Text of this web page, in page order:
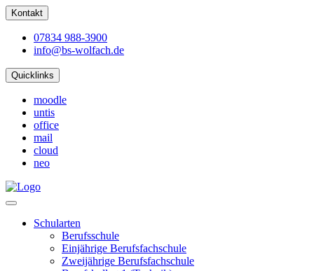
Kontakt
07834 988-3900
info@bs-wolfach.de
Quicklinks
moodle
untis
office
mail
cloud
neo
Schularten
Berufsschule
Einjährige Berufsfachschule
Zweijährige Berufsfachschule